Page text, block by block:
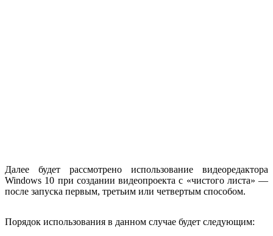
Далее будет рассмотрено использование видеоредактора
Windows 10 при создании видеопроекта с «чистого листа» —
после запуска первым, третьим или четвертым способом.
Порядок использования в данном случае будет следующим: